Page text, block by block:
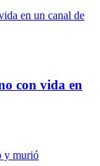
con vida en